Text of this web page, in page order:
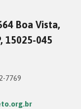
Boa Vista,
15025-045
7769